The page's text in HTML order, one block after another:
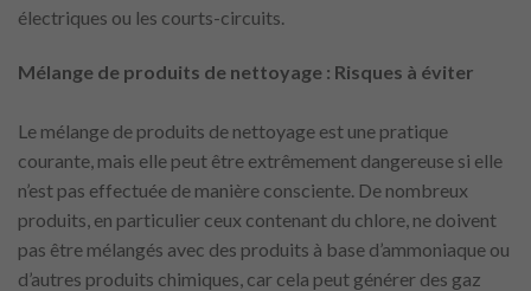
électriques ou les courts-circuits.
Mélange de produits de nettoyage : Risques à éviter
Le mélange de produits de nettoyage est une pratique
courante, mais elle peut être extrêmement dangereuse si elle
n’est pas effectuée de manière consciente. De nombreux
produits, en particulier ceux contenant du chlore, ne doivent
pas être mélangés avec des produits à base d’ammoniaque ou
d’autres produits chimiques, car cela peut générer des gaz